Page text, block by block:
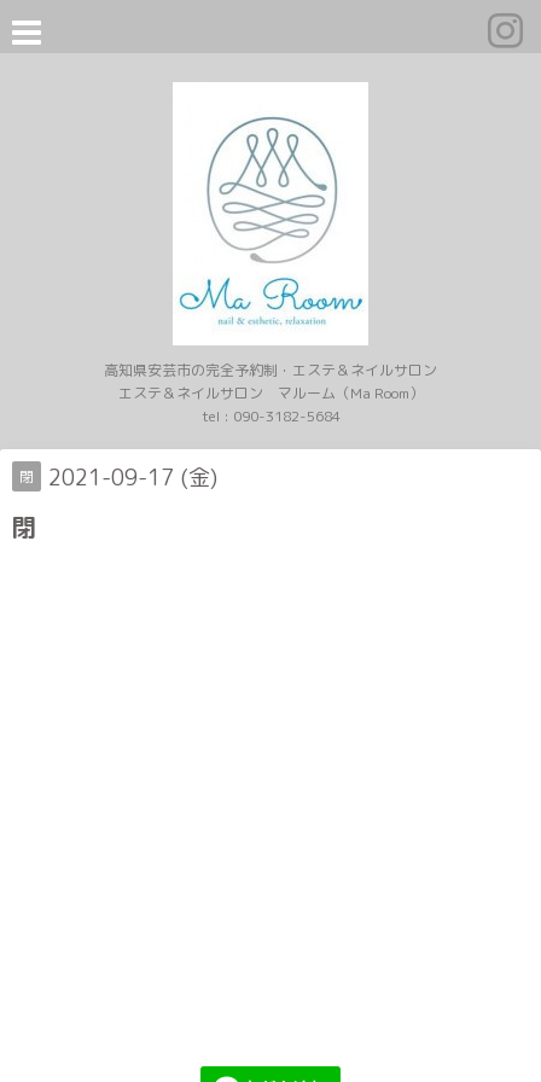
高知県安芸市の完全予約制・エステ＆ネイルサロン
エステ＆ネイルサロン マルーム（Ma Room）
tel : 090-3182-5684
閉 2021-09-17 (金)
閉